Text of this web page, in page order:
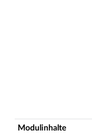
Modulinhalte